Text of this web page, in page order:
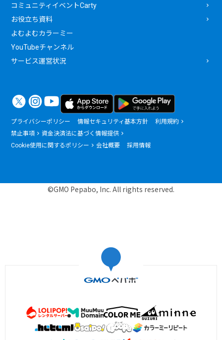
コミュニティイベントCarty
お役立ち資料
よむよむカラーミー
YouTubeチャンネル
サービス運営状況
プライバシーポリシー 情報セキュリティ基本方針
利用規約
禁止事項
資金決済法に基づく情報提供
Cookie使用に関するポリシー
会社概要 採用情報
©GMO Pepabo, Inc. All rights reserved.